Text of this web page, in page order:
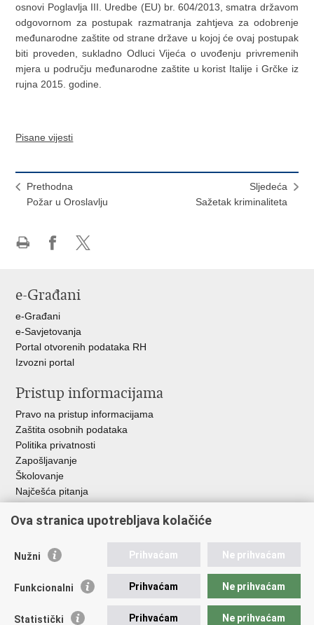
osnovi Poglavlja III. Uredbe (EU) br. 604/2013, smatra državom
odgovornom za postupak razmatranja zahtjeva za odobrenje
međunarodne zaštite od strane države u kojoj će ovaj postupak
biti proveden, sukladno Odluci Vijeća o uvođenju privremenih
mjera u području međunarodne zaštite u korist Italije i Grčke iz
rujna 2015. godine.
Pisane vijesti
Prethodna
Požar u Oroslavlju
Sljedeća
Sažetak kriminaliteta
Facebooku
X-
u
e-Građani
e-Građani
e-Savjetovanja
Portal otvorenih podataka RH
Izvozni portal
Pristup informacijama
Pravo na pristup informacijama
Zaštita osobnih podataka
Politika privatnosti
Zapošljavanje
Školovanje
Najčešća pitanja
Važne poveznice
EMN Nacionalna kontaktna točka za Republiku Hrvatsku
Policijska akademija
Zaklada policijske solidarnosti
Ova stranica upotrebljava kolačiće
Nužni Prihvaćam Ne prihvaćam
Funkcionalni Prihvaćam Ne prihvaćam
Statistički Prihvaćam Ne prihvaćam